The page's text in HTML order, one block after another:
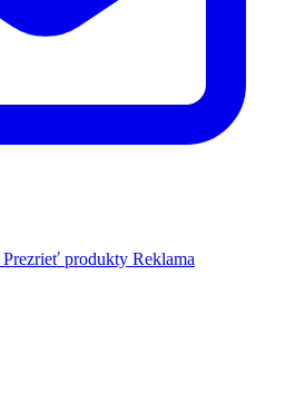
Prezrieť produkty Reklama